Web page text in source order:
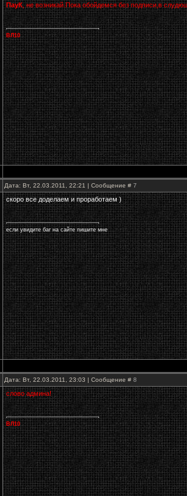
ПауК, не возникай.Пока обойдемся без подписи,в
ВЛ10
Дата: Вт, 22.03.2011, 22:21 | Сообщение # 7
скоро все доделаем и проработаем )
если увидите баг на сайте пишите мне
Дата: Вт, 22.03.2011, 23:03 | Сообщение # 8
слово админа!
ВЛ10